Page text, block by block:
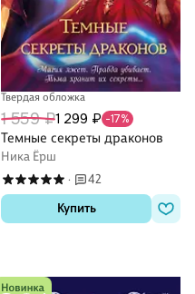
Твердая обложка
1 559 ₽1 299 ₽ -17%
Темные секреты драконов
Ника Ёрш
·
42
Купить